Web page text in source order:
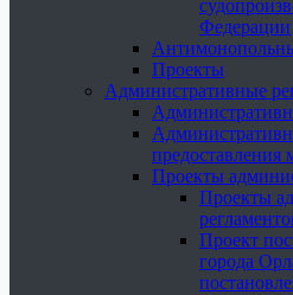
Федерации
Проекты
Административные
предоставления
Проекты
Проекты
Проект
города